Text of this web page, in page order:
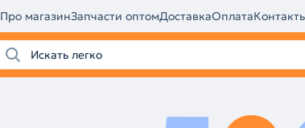
Про магазинЗапчасти оптомДоставкаОплата